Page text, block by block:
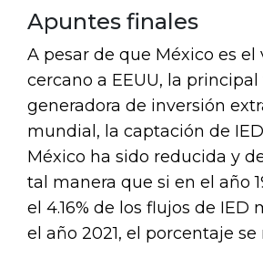
Apuntes finales
A pesar de que México es el
cercano a EEUU, la
generadora de inversión
mundial, la captación de
México ha sido reducida y
tal manera que si en el año
el 4.16% de los flujos de IED
el año 2021, el porcentaje se